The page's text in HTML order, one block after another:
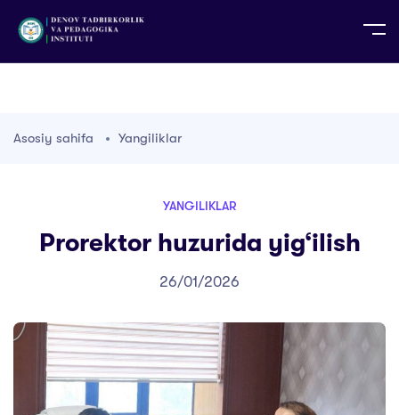
TG TR
Asosiy sahifa Yangiliklar
YANGILIKLAR
Prorektor huzurida yig‘ilish
26/01/2026